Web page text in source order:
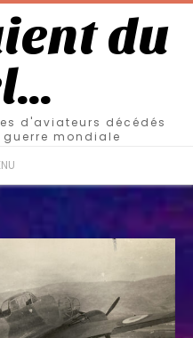
du
d'aviateurs décédés
mondiale